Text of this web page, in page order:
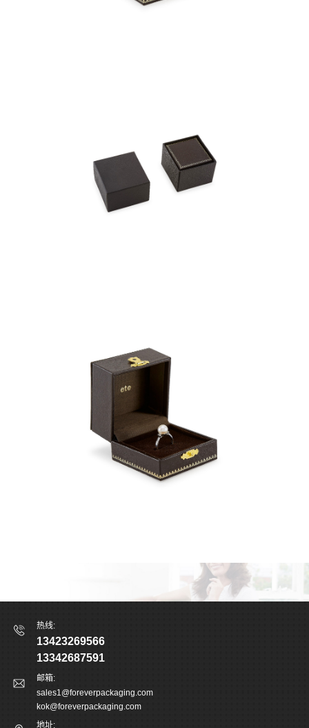
热线:
13423269566
13342687591
邮箱:
sales1@foreverpackaging.com
kok@foreverpackaging.com
地址: